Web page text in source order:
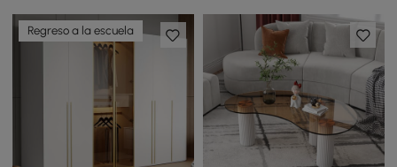
Regreso a la escuela